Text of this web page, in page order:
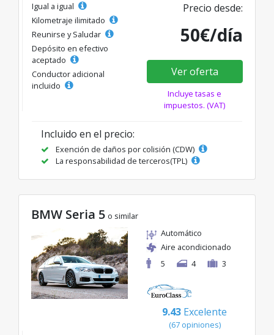
Igual a igual
Kilometraje ilimitado
Reunirse y Saludar
Depósito en efectivo
aceptado
Conductor adicional
incluido
Precio desde:
50€/día
Ver oferta
Incluye tasas e
impuestos. (VAT)
Incluido en el precio:
Exención de daños por colisión (CDW)
La responsabilidad de terceros(TPL)
BMW Seria 5 o similar
Automático
Aire acondicionado
5
4 3
9.43 Excelente
(67 opiniones)